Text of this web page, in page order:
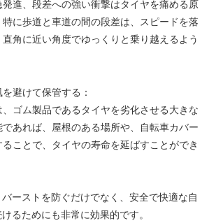
進、段差への強い衝撃はタイヤを痛める原
に歩道と車道の間の段差は、スピードを落
直角に近い角度でゆっくりと乗り越えるよう
避けて保管する：
ゴム製品であるタイヤを劣化させる大きな
あれば、屋根のある場所や、自転車カバー
ことで、タイヤの寿命を延ばすことができ
ーストを防ぐだけでなく、安全で快適な自
るためにも非常に効果的です。